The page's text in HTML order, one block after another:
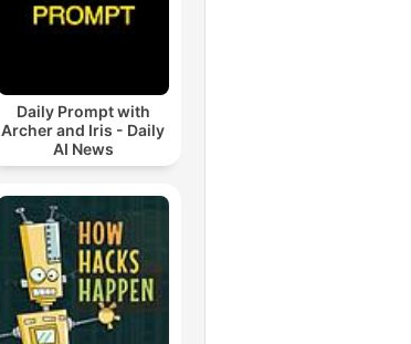
Daily Prompt with
Archer and Iris - Daily
AI News